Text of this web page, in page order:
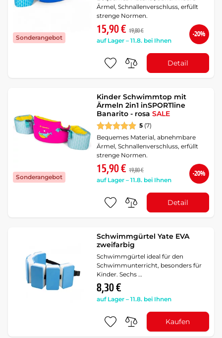
Sonderangebot
Ärmel, Schnallenverschluss, erfüllt
strenge Normen.
15,90 € 19,80 €
auf Lager – 11.8. bei Ihnen
-20%
Detail
Sonderangebot
Kinder Schwimmtop mit
Ärmeln 2in1 inSPORTline
Banarito - rosaSALE
5 (7)
Bequemes Material, abnehmbare
Ärmel, Schnallenverschluss, erfüllt
strenge Normen.
15,90 € 19,80 €
auf Lager – 11.8. bei Ihnen
-20%
Detail
Schwimmgürtel Yate EVA
zweifarbig
Schwimmgürtel ideal für den
Schwimmunterricht, besonders für
Kinder. Sechs …
8,30 €
auf Lager – 11.8. bei Ihnen
Kaufen